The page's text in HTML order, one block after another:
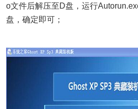
o文件后解压至D盘，运行
盘，确定即可；